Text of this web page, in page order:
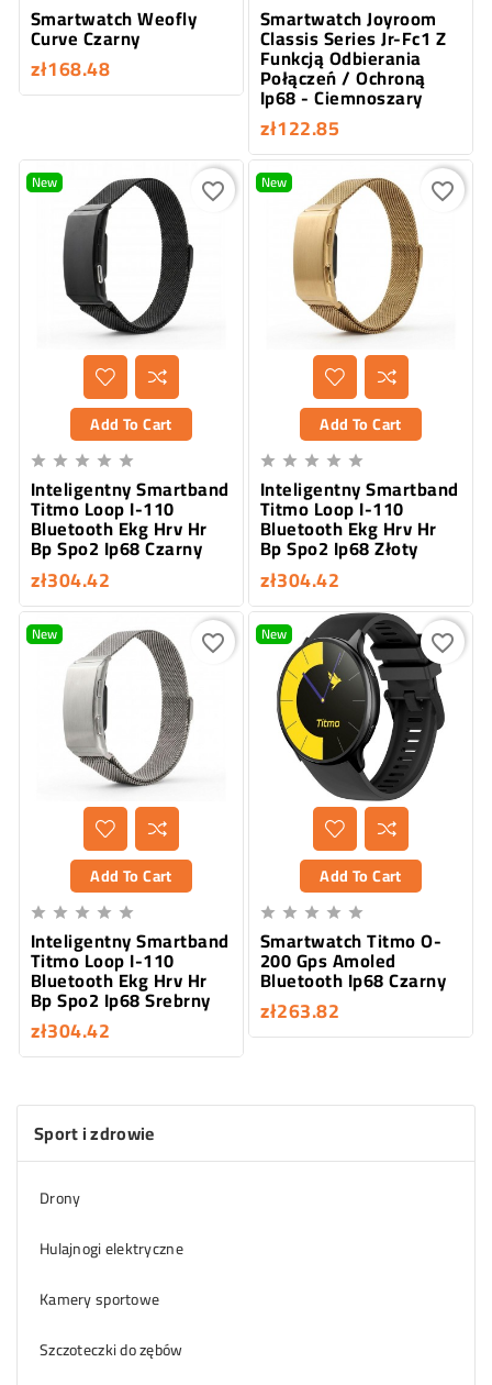
Smartwatch Weofly
Curve Czarny
zł168.48
Smartwatch Joyroom
Classis Series Jr-Fc1 Z
Funkcją Odbierania
Połączeń / Ochroną
Ip68 - Ciemnoszary
zł122.85
New
Add To Cart
    
Inteligentny Smartband
Titmo Loop I-110
Bluetooth Ekg Hrv Hr
Bp Spo2 Ip68 Czarny
zł304.42
favorite_border New
Add To Cart
    
Inteligentny Smartband
Titmo Loop I-110
Bluetooth Ekg Hrv Hr
Bp Spo2 Ip68 Złoty
zł304.42
favorite_border
New
Add To Cart
    
Inteligentny Smartband
Titmo Loop I-110
Bluetooth Ekg Hrv Hr
Bp Spo2 Ip68 Srebrny
zł304.42
favorite_border New
Add To Cart
    
Smartwatch Titmo O-
200 Gps Amoled
Bluetooth Ip68 Czarny
zł263.82
favorite_border
Sport i zdrowie
Drony
Hulajnogi elektryczne
Kamery sportowe
Szczoteczki do zębów